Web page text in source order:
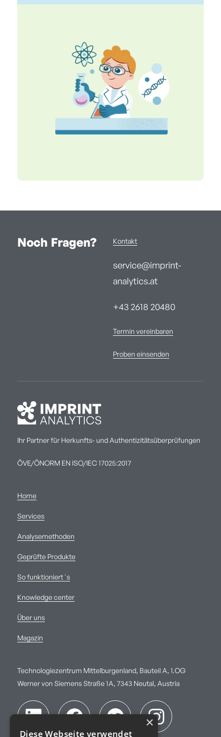
Noch Fragen? Kontakt
service@imprint-
analytics.at
+43 2618 20480
Termin vereinbaren
Proben einsenden
Ihr Partner für Herkunfts- und Authentizitätsüberprüfungen
ÖVE/ÖNORM EN ISO/IEC 17025:2017
Home
Services
Analysemethoden
Geprüfte Produkte
So funktioniert´s
Knowledge center
Über uns
Magazin
Technologiezentrum Mittelburgenland, Bauteil A, 1.OG
Werner von Siemens Straße 1A, 7343 Neutal, Austria
×
Diese Webseite verwendet